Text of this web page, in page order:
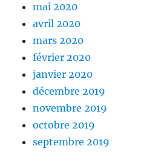
mai 2020
avril 2020
mars 2020
février 2020
janvier 2020
décembre 2019
novembre 2019
octobre 2019
septembre 2019